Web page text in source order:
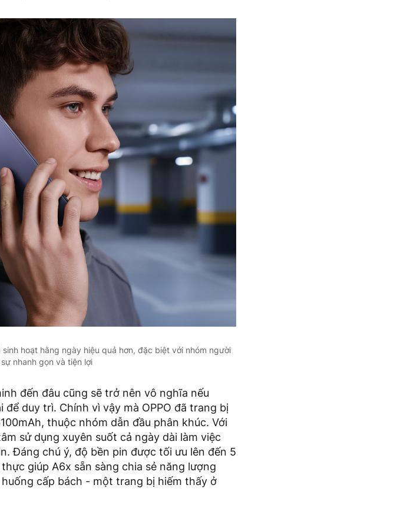
hoạt hằng ngày hiệu quả hơn, đặc biệt với nhóm người
nhanh gọn và tiện lợi
đến đâu cũng sẽ trở nên vô nghĩa nếu
duy trì. Chính vì vậy mà OPPO đã trang bị
thuộc nhóm dẫn đầu phân khúc. Với
sử dụng xuyên suốt cả ngày dài làm việc
Đáng chú ý, độ bền pin được tối ưu lên đến 5
giúp A6x sẵn sàng chia sẻ năng lượng
cấp bách - một trang bị hiếm thấy ở